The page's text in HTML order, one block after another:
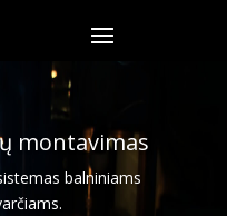
montavimas
balniniams